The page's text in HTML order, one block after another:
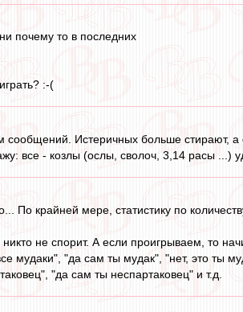
почему то в последних
:-(
Истеричных больше стирают, а
все - козлы (ослы, сволоч, 3,14 расы ...)
По крайней мере, статистику по
не спорит. А если проигрываем, то
мудаки", "да сам ты мудак", "нет, это ты
"да сам ты неспартаковец" и т.д.